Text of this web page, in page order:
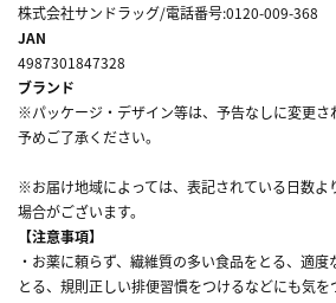
株式会社サンドラッグ/電話番号:0120-009-368
JAN
4987301847328
ブランド
※パッケージ・デザイン等は、予告なしに変更さ
予めご了承ください。
※お届け地域によっては、表記されている日数よ
場合がございます。
【注意事項】
・お薬に頼らず、繊維質の多い食品をとる、適
とる、規則正しい排便習慣をつけるなどにも気を